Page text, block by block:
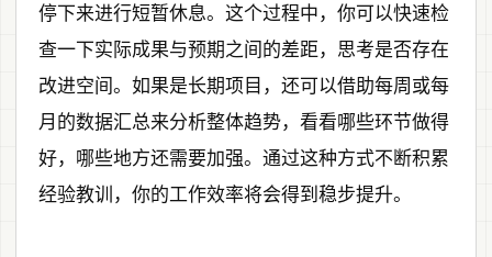
停下来进行短暂休息。这个过程中，你可以快速检
查一下实际成果与预期之间的差距，思考是否存在
改进空间。如果是长期项目，还可以借助每周或每
月的数据汇总来分析整体趋势，看看哪些环节做得
好，哪些地方还需要加强。通过这种方式不断积累
经验教训，你的工作效率将会得到稳步提升。